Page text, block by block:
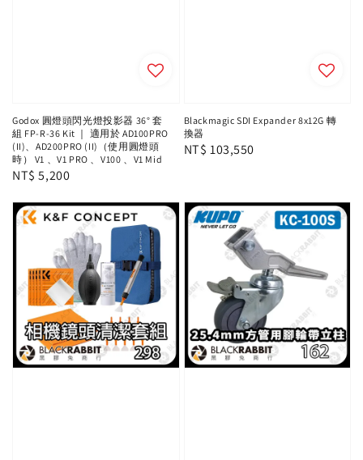
Godox 圓燈頭閃光燈投影器 36° 套
組 FP-R-36 Kit ｜ 適用於 AD100PRO
(II)、AD200PRO (II)（使用圓燈頭
時） V1 、V1 PRO 、V100 、V1 Mid
Regular
NT$ 5,200
Blackmagic SDI Expander 8x12G 轉
換器
Regular
NT$ 103,550